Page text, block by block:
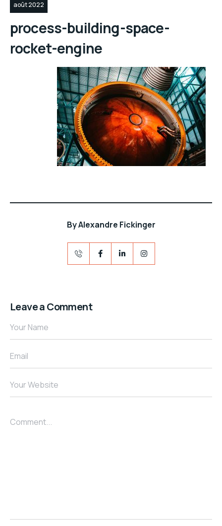
août 2022
process-building-space-
rocket-engine
ByAlexandre Fickinger
Leave a Comment
Your Name
Email
Your Website
Comment...